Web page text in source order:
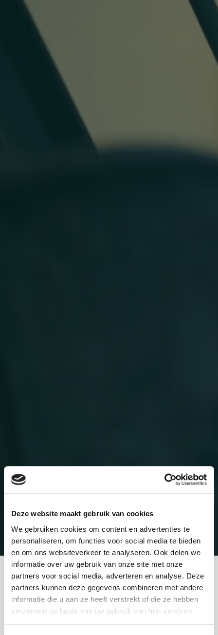
Deze website maakt gebruik van cookies
We gebruiken cookies om content en advertenties te
personaliseren, om functies voor social media te bieden
en om ons websiteverkeer te analyseren. Ook delen we
informatie over uw gebruik van onze site met onze
partners voor social media, adverteren en analyse. Deze
partners kunnen deze gegevens combineren met andere
informatie die u aan ze heeft verstrekt of die ze hebben
verzameld op basis van uw gebruik van hun services.
Terug naar overzicht
Het is dit jaar belangrijker dan ooit voor
werkgevers om te investeren in hun
werknemers. Door de uiteenlopende vraag en